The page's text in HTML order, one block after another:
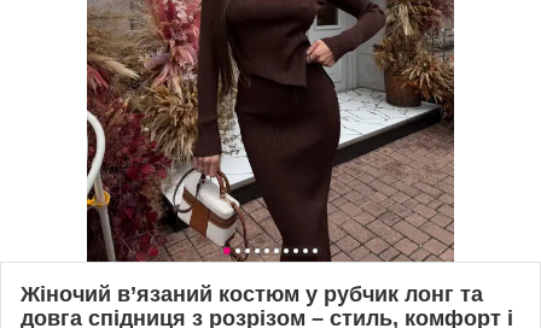
Жіночий в’язаний костюм у рубчик лонг та
довга спідниця з розрізом – стиль, комфорт і